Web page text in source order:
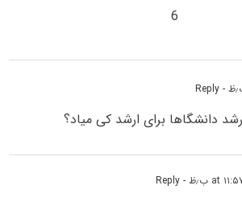
- Reply
دانشگاها برای ارشد کی میاد؟
- Reply